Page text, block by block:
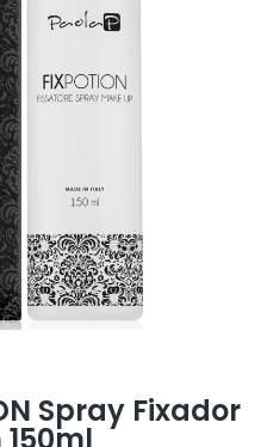
Spray Fixador